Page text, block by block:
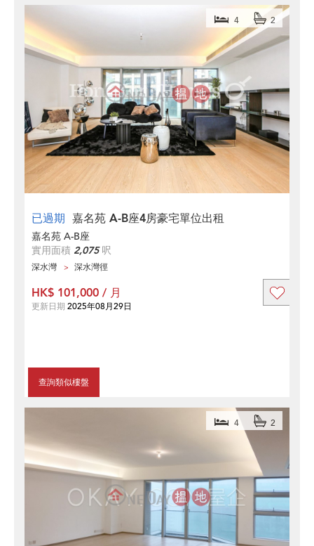
已過期 嘉名苑 A-B座4房豪宅單位出租
4 2
嘉名苑 A-B座
實用面積 2,075呎
深水灣 深水灣徑
查詢類似樓盤
HK$ 101,000 / 月
更新日期 2025年08月29日
4 2